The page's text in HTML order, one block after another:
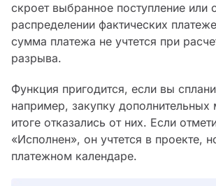
скроет выбранное поступление или
распределении фактических
сумма платежа не учтется при
разрыва.
Функция пригодится, если вы
например, закупку дополнительных
итоге отказались от них. Если
«Исполнен», он учтется в проекте,
платежном календаре.